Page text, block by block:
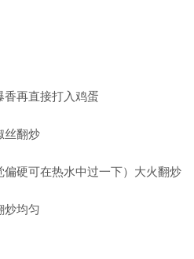
香再直接打入鸡蛋
丝翻炒
硬可在热水中过一下）大火翻炒
炒均匀